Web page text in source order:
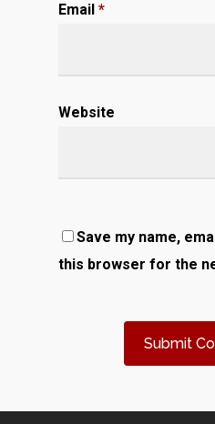
Email *
Website
Save my name,
this browser for the